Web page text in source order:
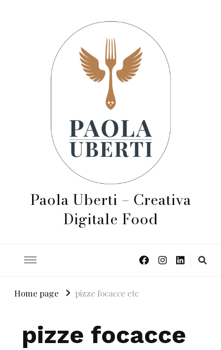
Paola Uberti – Creativa
Digitale Food
Home page pizze focacce etc
pizze focacce